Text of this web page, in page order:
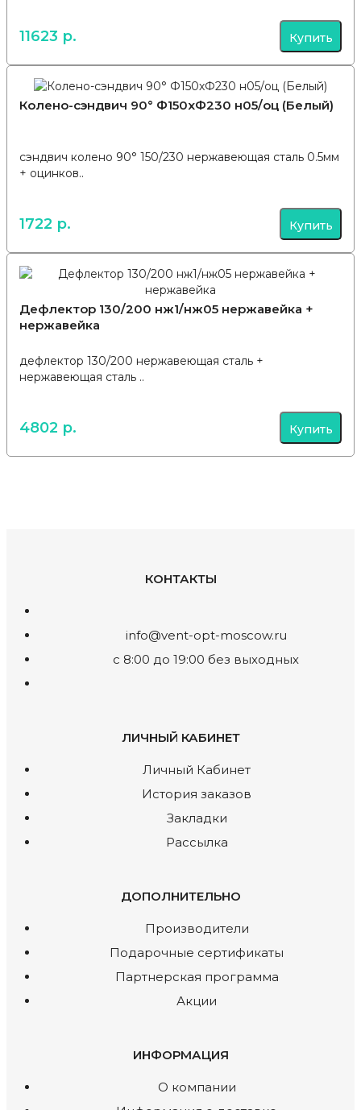
Дефлектор 130/200 нж1/нж05 нержавейка +
нержавейка
дефлектор 130/200 нержавеющая сталь +
нержавеющая сталь ..
4802 р. Купить
Колено-сэндвич 90° Ф150хФ230 н05/оц (Белый)
сэндвич колено 90° 150/230 нержавеющая сталь 0.5мм
+ оцинков..
1722 р. Купить
11623 р. Купить
ИНФОРМАЦИЯ
O компании
ДОПОЛНИТЕЛЬНО
Производители
Подарочные сертификаты
Партнерская программа
Акции
ЛИЧНЫЙ КАБИНЕТ
Личный Кабинет
История заказов
Закладки
Рассылка
КОНТАКТЫ
info@vent-opt-moscow.ru
c 8:00 до 19:00 без выходных